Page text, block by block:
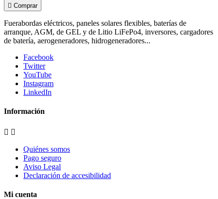
 Comprar
Fuerabordas eléctricos, paneles solares flexibles, baterías de
arranque, AGM, de GEL y de Litio LiFePo4, inversores, cargadores
de batería, aerogeneradores, hidrogeneradores...
Facebook
Twitter
YouTube
Instagram
LinkedIn
Información
 
Quiénes somos
Pago seguro
Aviso Legal
Declaración de accesibilidad
Mi cuenta